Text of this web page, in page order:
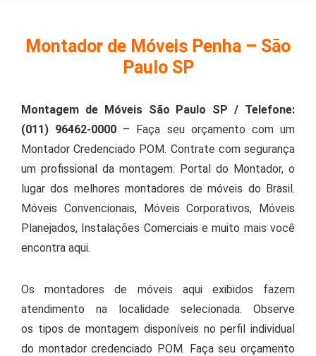
Montador de Móveis Penha – São
Paulo SP
Montagem de Móveis São Paulo SP / Telefone:
(011) 96462-0000 – Faça seu orçamento com um
Montador Credenciado POM. Contrate com segurança
um profissional da montagem. Portal do Montador, o
lugar dos melhores montadores de móveis do Brasil.
Móveis Convencionais, Móveis Corporativos, Móveis
Planejados, Instalações Comerciais e muito mais você
encontra aqui.
Os montadores de móveis aqui exibidos fazem
atendimento na localidade selecionada. Observe
os tipos de montagem disponíveis no perfil individual
do montador credenciado POM. Faça seu orçamento